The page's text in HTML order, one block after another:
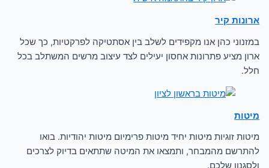
ארונות קיר
במזנוני כהן אנו מקפידים לשלב בין אסתטיקה לפרקטיות, כך שכל
ארון מציע פתרונות אחסון יעילים לצד עיצוב מרשים המשתלב בכל
חלל.
מיטות
מיטות זוגיות מיטות יחיד מיטות פרימיום מיטות יהודיות. בואו
להתרשם מהמבחר, ותמצאו את המיטה שתתאים בדיוק לצרכים
ולסגנון שלכם.